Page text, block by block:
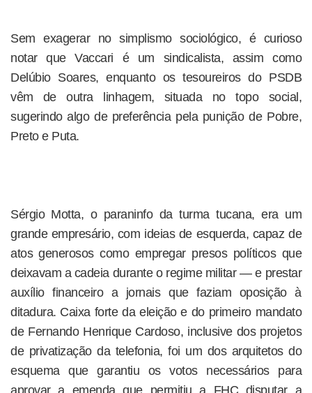
Sem exagerar no simplismo sociológico, é curioso
notar que Vaccari é um sindicalista, assim como
Delúbio Soares, enquanto os tesoureiros do PSDB
vêm de outra linhagem, situada no topo social,
sugerindo algo de preferência pela punição de Pobre,
Preto e Puta.
Sérgio Motta, o paraninfo da turma tucana, era um
grande empresário, com ideias de esquerda, capaz de
atos generosos como empregar presos políticos que
deixavam a cadeia durante o regime militar — e prestar
auxílio financeiro a jornais que faziam oposição à
ditadura. Caixa forte da eleição e do primeiro mandato
de Fernando Henrique Cardoso, inclusive dos projetos
de privatização da telefonia, foi um dos arquitetos do
esquema que garantiu os votos necessários para
aprovar a emenda que permitiu a FHC disputar a